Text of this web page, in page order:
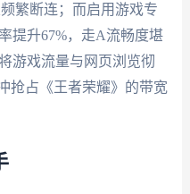
繁断连；而启用游戏专
提升67%，走A流畅度堪
游戏流量与网页浏览彻
抢占《王者荣耀》的带宽